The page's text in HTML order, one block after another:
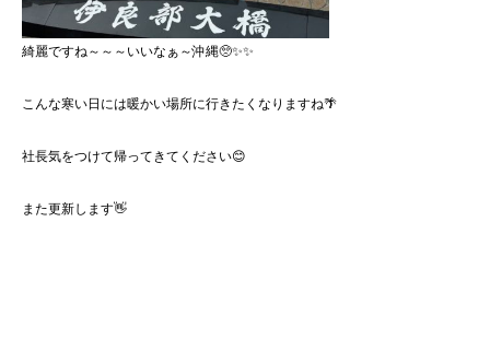
綺麗ですね～～～いいなぁ～沖縄🥺✨✨
こんな寒い日には暖かい場所に行きたくなりますね🌴
社長気をつけて帰ってきてください😊
また更新します👋